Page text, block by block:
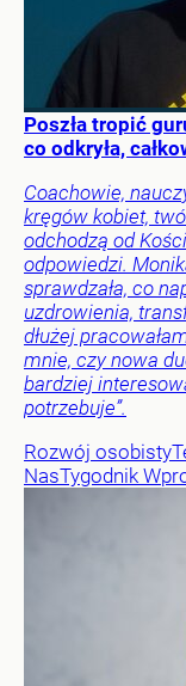
Poszła tropić
co odkryła,
Coachowie,
kręgów kobiet,
odchodzą od
odpowiedzi.
sprawdzała, co
uzdrowienia,
dłużej
mnie, czy nowa
bardziej
potrzebuje”.
Rozwój osobisty
NasTygodnik